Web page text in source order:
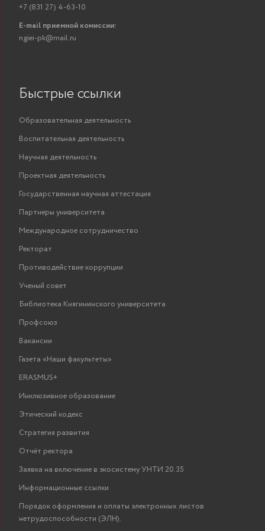
+7 (831 27) 4-63-10
E-mail приемной комиссии:
ngiei-pk@mail.ru
Быстрые ссылки
Образовательная деятельность
Воспитательная деятельность
Научная деятельность
Проектная деятельность
Государственная научная аттестация
Партнеры университета
Международное сотрудничество
Ректорат
Противодействие коррупции
Ученый совет
Библиотека Княгининского университета
Профсоюз
Вакансии
Газета «Наши факультеты»
ERASMUS+
Инклюзивное образование
Этический кодекс
Стратегия развития
Отчёт ректора
Заявка на включение в экосистему УНТИ 20.35
Информационные ссылки
Порядок оформления и оплаты электронных листов
нетрудоспособности (ЭЛН).